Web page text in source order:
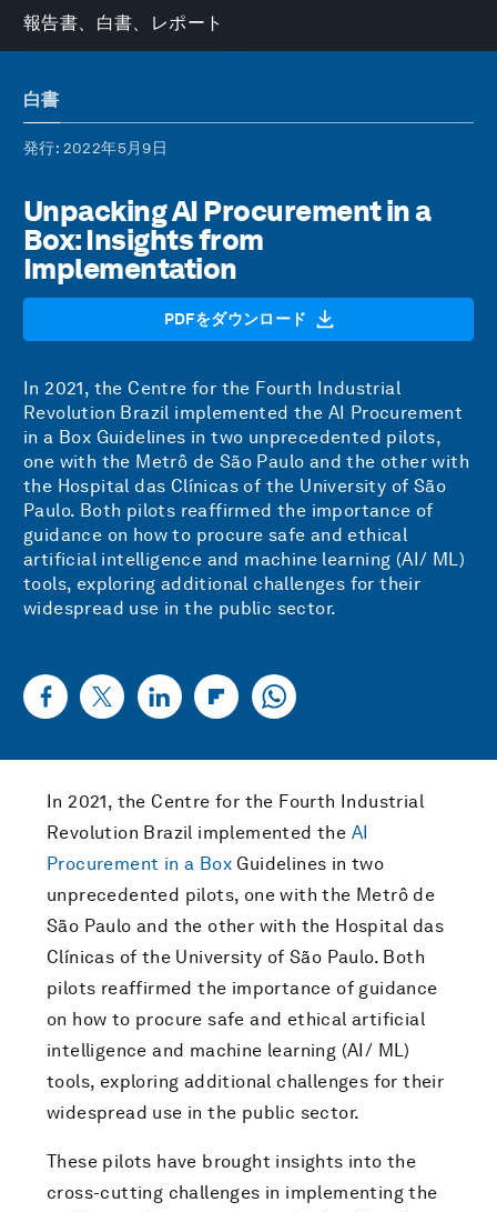
報告書、白書、レポート
白書
発行: 2022年5月9日
Unpacking AI Procurement in a
Box: Insights from
Implementation
PDFをダウンロード
In 2021, the Centre for the Fourth Industrial
Revolution Brazil implemented the AI Procurement
in a Box Guidelines in two unprecedented pilots,
one with the Metrô de São Paulo and the other with
the Hospital das Clínicas of the University of São
Paulo. Both pilots reaffirmed the importance of
guidance on how to procure safe and ethical
artificial intelligence and machine learning (AI/ ML)
tools, exploring additional challenges for their
widespread use in the public sector.
In 2021, the Centre for the Fourth Industrial
Revolution Brazil implemented the AI
Procurement in a Box Guidelines in two
unprecedented pilots, one with the Metrô de
São Paulo and the other with the Hospital das
Clínicas of the University of São Paulo. Both
pilots reaffirmed the importance of guidance
on how to procure safe and ethical artificial
intelligence and machine learning (AI/ ML)
tools, exploring additional challenges for their
widespread use in the public sector.
These pilots have brought insights into the
cross-cutting challenges in implementing the